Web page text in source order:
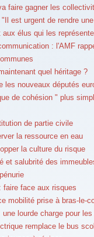
faire gagner les
est urgent de rendre
élus qui les
: l'AMF
quel héritage ?
les nouveaux députés
de cohésion " plus
de partie civile
la ressource en eau
la culture du risque
et salubrité des
faire face aux risques
mobilité prise à bras-le-
une lourde charge pour les
remplace le bus